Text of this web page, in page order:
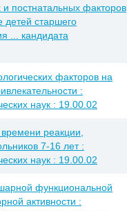
постнатальных факторов
детей старшего
... кандидата
факторов на
:
наук : 19.00.02
реакции,
7-16 лет :
наук : 19.00.02
функциональной
активности :